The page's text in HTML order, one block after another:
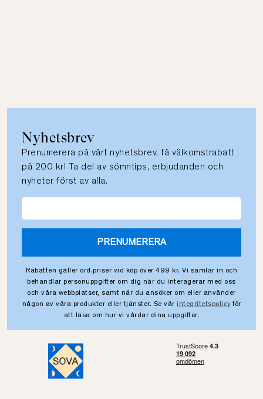
Nyhetsbrev
Prenumerera på vårt nyhetsbrev, få välkomstrabatt
på 200 kr! Ta del av sömntips, erbjudanden och
nyheter först av alla.
PRENUMERERA
Rabatten gäller ord.priser vid köp över 499 kr. Vi samlar in och
behandlar personuppgifter om dig när du interagerar med oss
och våra webbplatser, samt när du ansöker om eller använder
någon av våra produkter eller tjänster. Se vår integritetspolicy för
att läsa om hur vi vårdar dina uppgifter.